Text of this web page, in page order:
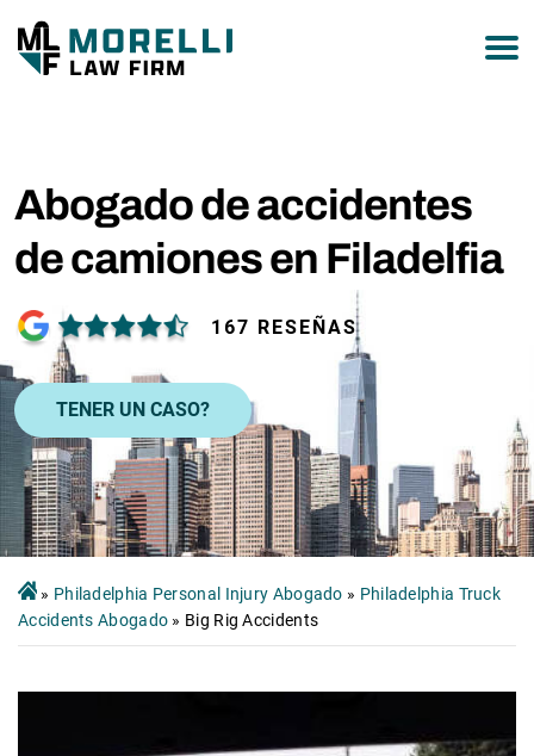
Abogado de accidentes
de camiones en Filadelfia
167 RESEÑAS
TENER UN CASO?
» Philadelphia Personal Injury Abogado » Philadelphia Truck
Accidents Abogado » Big Rig Accidents